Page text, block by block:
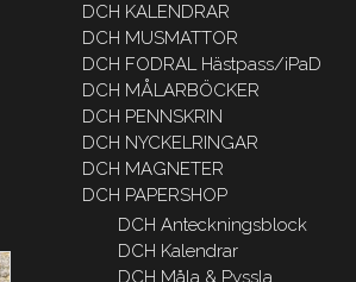
DCH KALENDRAR
DCH MUSMATTOR
DCH FODRAL Hästpass/iPaD
DCH MÅLARBÖCKER
DCH PENNSKRIN
DCH NYCKELRINGAR
DCH MAGNETER
DCH PAPERSHOP
DCH Anteckningsblock
DCH Kalendrar
DCH Måla & Pyssla